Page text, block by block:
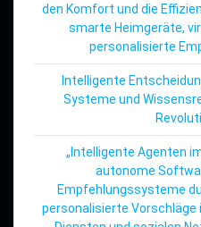
den Komfort und die
smarte Heimgeräte,
personalisierte
Intelligente
Systeme und
„Intelligente Agenten
autonome
Empfehlungssysteme
personalisierte Vorschläge